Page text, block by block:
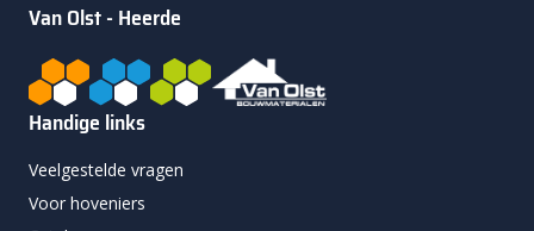
Van Olst - Heerde
Handige links
Veelgestelde vragen
Voor hoveniers